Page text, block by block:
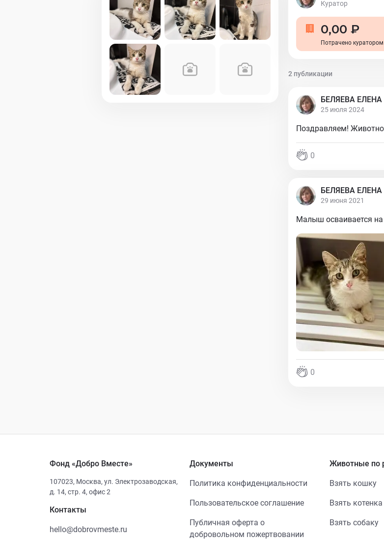
Куратор
0,00 ₽
Потрачено куратором
2 публикации
БЕЛЯЕВА ЕЛЕНА
25 июля 2024
Поздравляем!
0
БЕЛЯЕВА ЕЛЕНА
29 июня 2021
Малыш осваивается
0
Фонд «Добро Вместе»
107023, Москва, ул. Электрозаводская,
д. 14, стр. 4, офис 2
Контакты
hello@dobrovmeste.ru
Документы
Политика конфиденциальности
Пользовательское соглашение
Публичная оферта о
добровольном пожертвовании
Животные по
Взять кошку
Взять котенка
Взять собаку